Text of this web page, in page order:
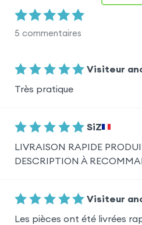
5 commentaires
Visiteur
Très pratique
SiZ
LIVRAISON RAPIDE
DESCRIPTION À
Visiteur
Les pièces ont été livrées